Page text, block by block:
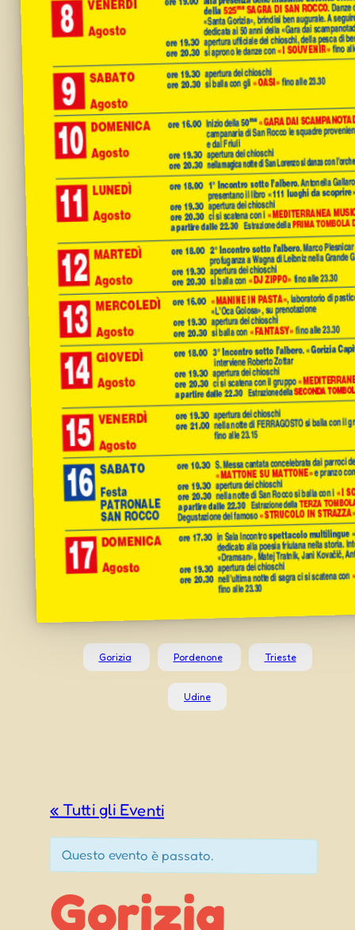
Gorizia Pordenone Trieste
Udine
« Tutti gli Eventi
Questo evento è passato.
Gorizia
Sagra di